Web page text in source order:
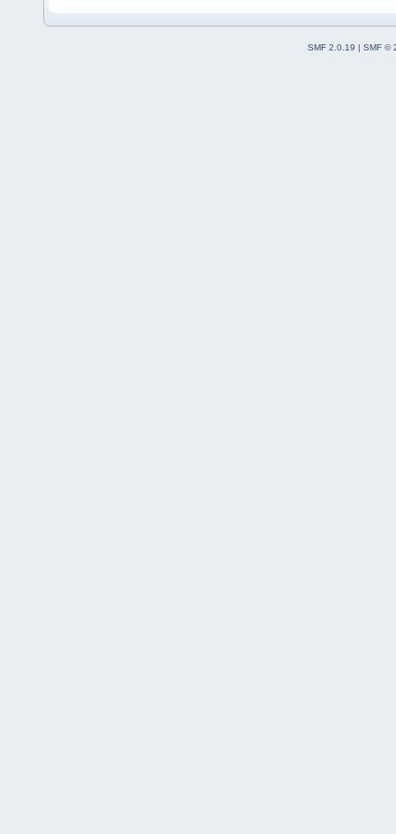
SMF 2.0.19 | SMF ©